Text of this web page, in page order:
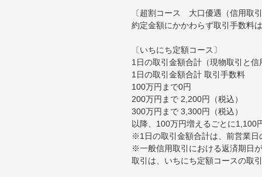
〔超割コース 大口優遇（信用取
約定金額にかかわらず取引手数料
〔いちにち定額コース〕
1日の取引金額合計（現物取引と
1日の取引金額合計 取引手数料
100万円まで0円
200万円まで 2,200円（税込）
300万円まで 3,300円（税込）
以降、100万円増えるごとに1,100
※1日の取引金額合計は、前営業日
※一般信用取引における返済期日
取引は、いちにち定額コースの取